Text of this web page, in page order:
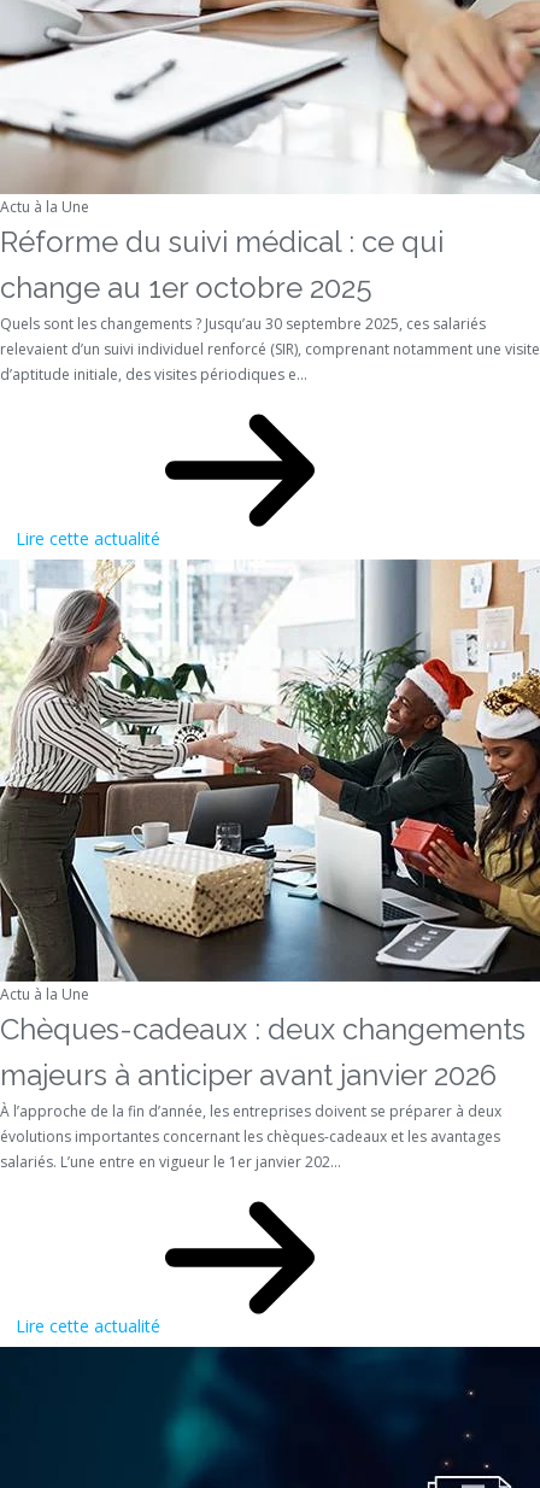
Actu à la Une
Réforme du suivi médical : ce qui
change au 1er octobre 2025
Quels sont les changements ? Jusqu’au 30 septembre 2025, ces salariés
relevaient d’un suivi individuel renforcé (SIR), comprenant notamment une visite
d’aptitude initiale, des visites périodiques e...
Lire cette actualité
Actu à la Une
Chèques-cadeaux : deux changements
majeurs à anticiper avant janvier 2026
À l’approche de la fin d’année, les entreprises doivent se préparer à deux
évolutions importantes concernant les chèques-cadeaux et les avantages
salariés. L’une entre en vigueur le 1er janvier 202...
Lire cette actualité